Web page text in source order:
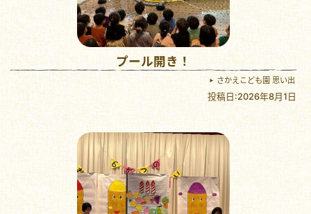
プール開き！
さかえこども園 思い出
投稿日:2026年8月1日